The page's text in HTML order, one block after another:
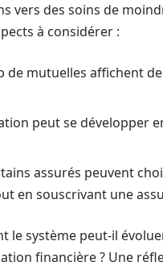
vers des soins de
à considérer :
de mutuelles affichent
peut se développer
assurés peuvent
en souscrivant une
le système peut-il
financière ? Une